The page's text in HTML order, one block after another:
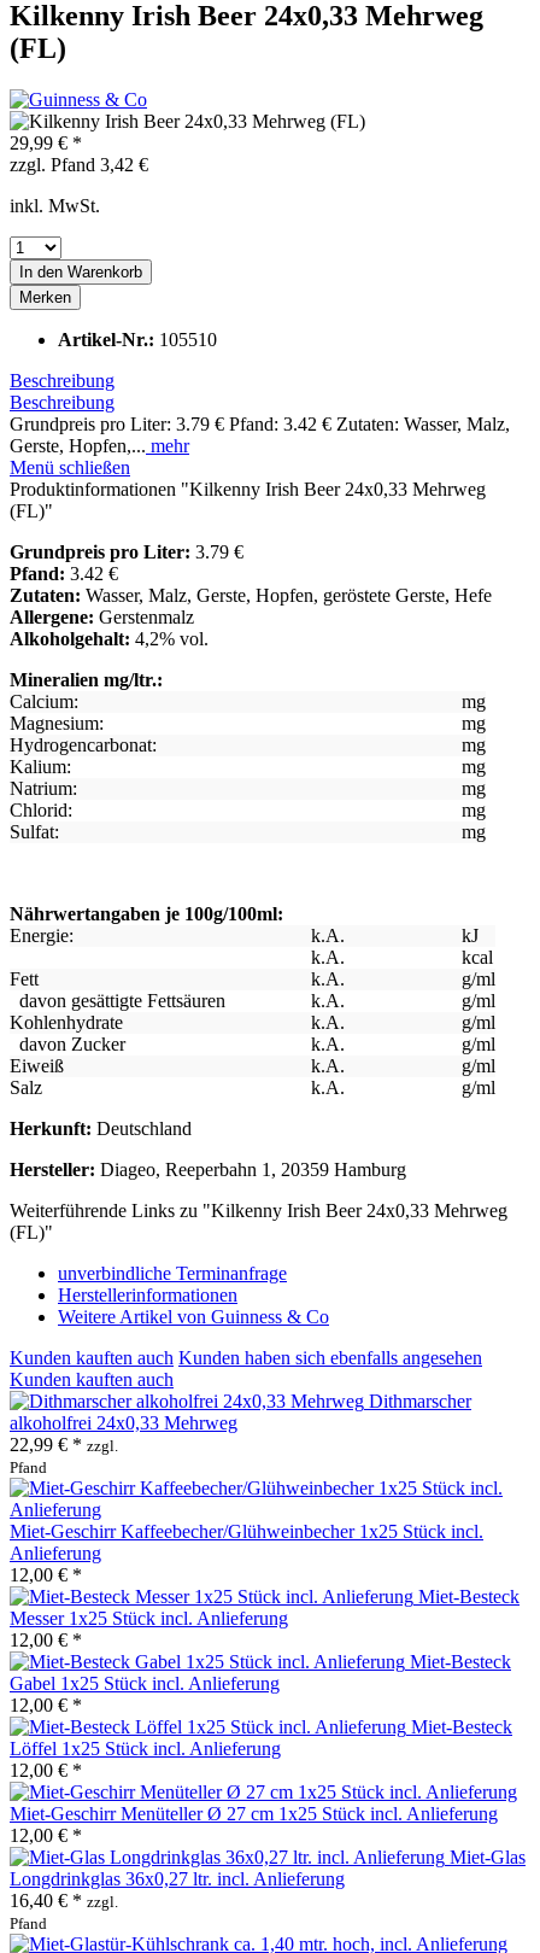
Kilkenny Irish Beer 24x0,33 Mehrweg
(FL)
29,99 € *
zzgl. Pfand 3,42 €
inkl. MwSt.
In den Warenkorb
Merken
Artikel-Nr.: 105510
Beschreibung
Beschreibung
Grundpreis pro Liter: 3.79 € Pfand: 3.42 € Zutaten: Wasser, Malz,
Gerste, Hopfen,... mehr
Menü schließen
Produktinformationen "Kilkenny Irish Beer 24x0,33 Mehrweg
(FL)"
Grundpreis pro Liter: 3.79 €
Pfand: 3.42 €
Zutaten: Wasser, Malz, Gerste, Hopfen, geröstete Gerste, Hefe
Allergene: Gerstenmalz
Alkoholgehalt: 4,2% vol.
Mineralien mg/ltr.:
Calcium:
mg
Magnesium:
mg
Hydrogencarbonat:
mg
Kalium:
mg
Natrium:
mg
Chlorid:
mg
Sulfat:
mg
Nährwertangaben je 100g/100ml:
Energie:
k.A.
kJ
k.A.
kcal
Fett
k.A.
g/ml
davon gesättigte Fettsäuren
k.A.
g/ml
Kohlenhydrate
k.A.
g/ml
davon Zucker
k.A.
g/ml
Eiweiß
k.A.
g/ml
Salz
k.A.
g/ml
Herkunft: Deutschland
Hersteller: Diageo, Reeperbahn 1, 20359 Hamburg
Weiterführende Links zu "Kilkenny Irish Beer 24x0,33 Mehrweg
(FL)"
unverbindliche Terminanfrage
Herstellerinformationen
Weitere Artikel von Guinness & Co
Kunden kauften auch Kunden haben sich ebenfalls angesehen
Kunden kauften auch
Dithmarscher
alkoholfrei 24x0,33 Mehrweg
22,99 € * zzgl.
Pfand
Miet-Geschirr Kaffeebecher/Glühweinbecher 1x25 Stück incl.
Anlieferung
12,00 € *
Miet-Besteck
Messer 1x25 Stück incl. Anlieferung
12,00 € *
Miet-Besteck
Gabel 1x25 Stück incl. Anlieferung
12,00 € *
Miet-Besteck
Löffel 1x25 Stück incl. Anlieferung
12,00 € *
Miet-Geschirr Menüteller Ø 27 cm 1x25 Stück incl. Anlieferung
12,00 € *
Miet-Glas
Longdrinkglas 36x0,27 ltr. incl. Anlieferung
16,40 € * zzgl.
Pfand